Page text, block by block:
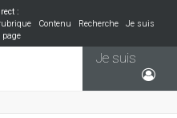
:
Contenu Recherche
Je suis
page
Je suis